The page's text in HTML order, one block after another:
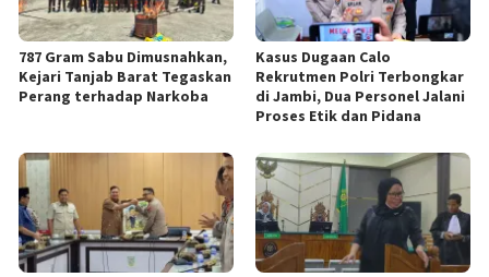
787 Gram Sabu Dimusnahkan,
Kejari Tanjab Barat Tegaskan
Perang terhadap Narkoba
Kasus Dugaan Calo
Rekrutmen Polri Terbongkar
di Jambi, Dua Personel Jalani
Proses Etik dan Pidana